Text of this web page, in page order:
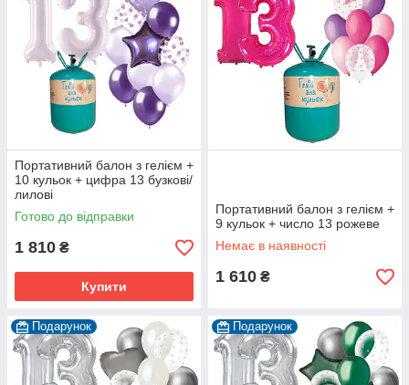
Портативний балон з гелієм +
10 кульок + цифра 13 бузкові/
лилові
Готово до відправки
1 810 ₴
Купити
Портативний балон з гелієм +
9 кульок + число 13 рожеве
Немає в наявності
1 610 ₴
Подарунок Подарунок